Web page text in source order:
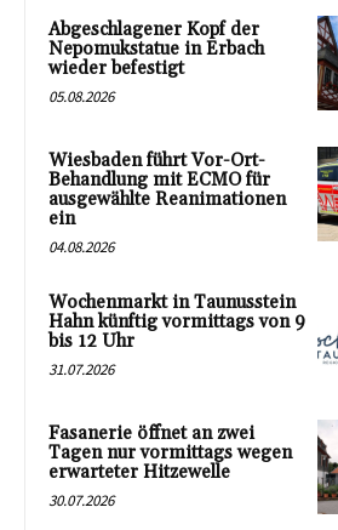
Abgeschlagener Kopf der
Nepomukstatue in Erbach
wieder befestigt
05.08.2026
Wiesbaden führt Vor-Ort-
Behandlung mit ECMO für
ausgewählte Reanimationen
ein
04.08.2026
Wochenmarkt in Taunusstein
Hahn künftig vormittags von 9
bis 12 Uhr
31.07.2026
Fasanerie öffnet an zwei
Tagen nur vormittags wegen
erwarteter Hitzewelle
30.07.2026